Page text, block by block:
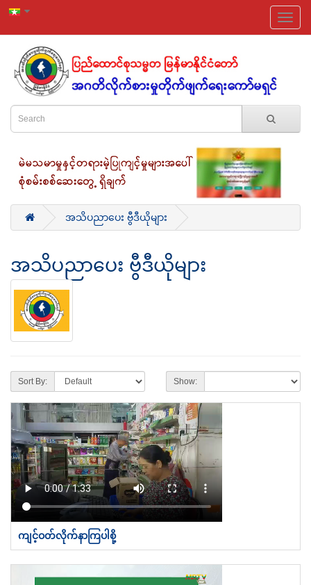
အသိပညာပေး ဗွီဒီယိုများ
အသိပညာပေး ဗွီဒီယိုများ
Sort By: Show:
ကျင့်ဝတ်လိုက်နာကြပါစို့